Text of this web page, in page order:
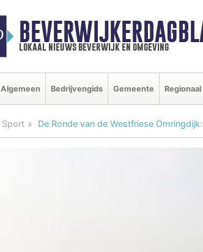
lokaal nieuws beverwijk en omgeving
Algemeen Bedrijvengids Gemeente Regionaal
Sport De Ronde van de Westfriese